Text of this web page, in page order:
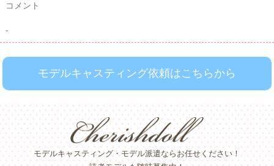
コメント
-
モデルキャスティング依頼はこちらから
モデルキャスティング・モデル派遣ならお任せください！